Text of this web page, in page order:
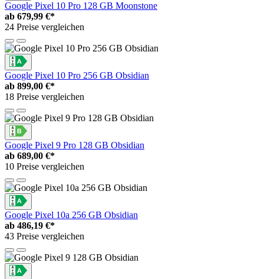
Google Pixel 10 Pro 128 GB Moonstone
ab 679,99 €*
24 Preise vergleichen
Google Pixel 10 Pro 256 GB Obsidian
ab 899,00 €*
18 Preise vergleichen
Google Pixel 9 Pro 128 GB Obsidian
ab 689,00 €*
10 Preise vergleichen
Google Pixel 10a 256 GB Obsidian
ab 486,19 €*
43 Preise vergleichen